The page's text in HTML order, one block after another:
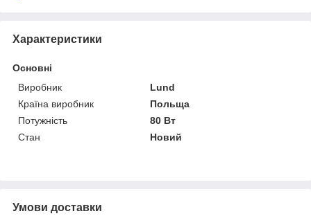
Характеристики
Основні
Виробник
Lund
Країна виробник
Польща
Потужність
80 Вт
Стан
Новий
Умови доставки